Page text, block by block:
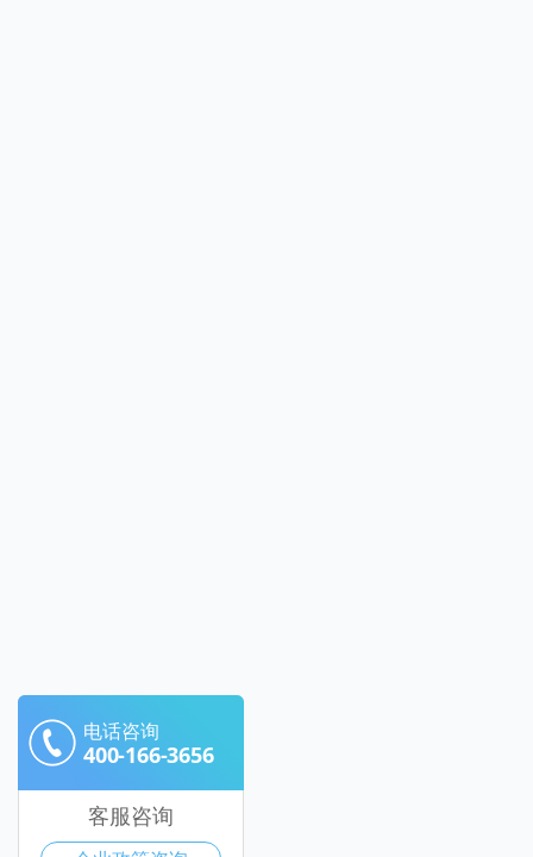
电话咨询
400-166-3656
客服咨询